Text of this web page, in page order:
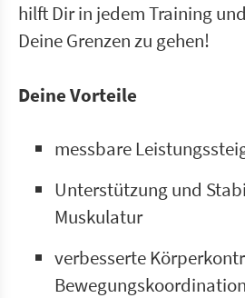
hilft Dir in jedem Training
Deine Grenzen zu gehen!
Deine Vorteile
messbare
Unterstützung und
Muskulatur
verbesserte
Bewegungskoordination